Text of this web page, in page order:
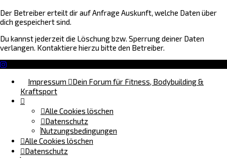
Der Betreiber erteilt dir auf Anfrage Auskunft, welche Daten über
dich gespeichert sind.
Du kannst jederzeit die Löschung bzw. Sperrung deiner Daten
verlangen. Kontaktiere hierzu bitte den Betreiber.
Impressum
Dein Forum für Fitness, Bodybuilding &
Kraftsport
Alle Cookies löschen
Datenschutz
Nutzungsbedingungen
Alle Cookies löschen
Datenschutz